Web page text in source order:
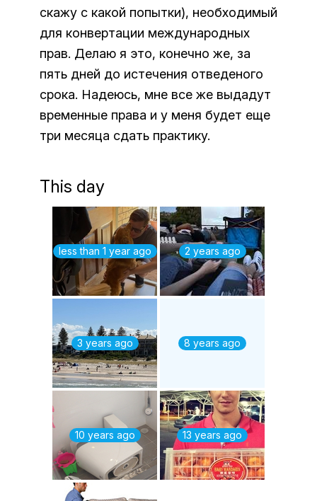
скажу с какой попытки), необходимый
для конвертации международных
прав. Делаю я это, конечно же, за
пять дней до истечения отведеного
срока. Надеюсь, мне все же выдадут
временные права и у меня будет еще
три месяца сдать практику.
This day
less than 1 year ago 2 years ago
3 years ago 8 years ago
10 years ago 13 years ago